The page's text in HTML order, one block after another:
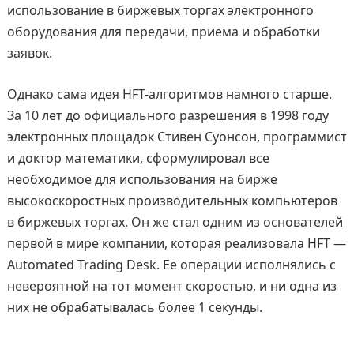
использование в биржевых торгах электронного
оборудования для передачи, приема и обработки
заявок.
Однако сама идея HFT-алгоритмов намного старше.
За 10 лет до официального разрешения в 1998 году
электронных площадок Стивен Суонсон, программист
и доктор математики, сформулировал все
необходимое для использования на бирже
высокоскоростных производительных компьютеров
в биржевых торгах. Он же стал одним из основателей
первой в мире компании, которая реализовала HFT —
Automated Trading Desk. Ее операции исполнялись с
невероятной на тот момент скоростью, и ни одна из
них не обрабатывалась более 1 секунды.